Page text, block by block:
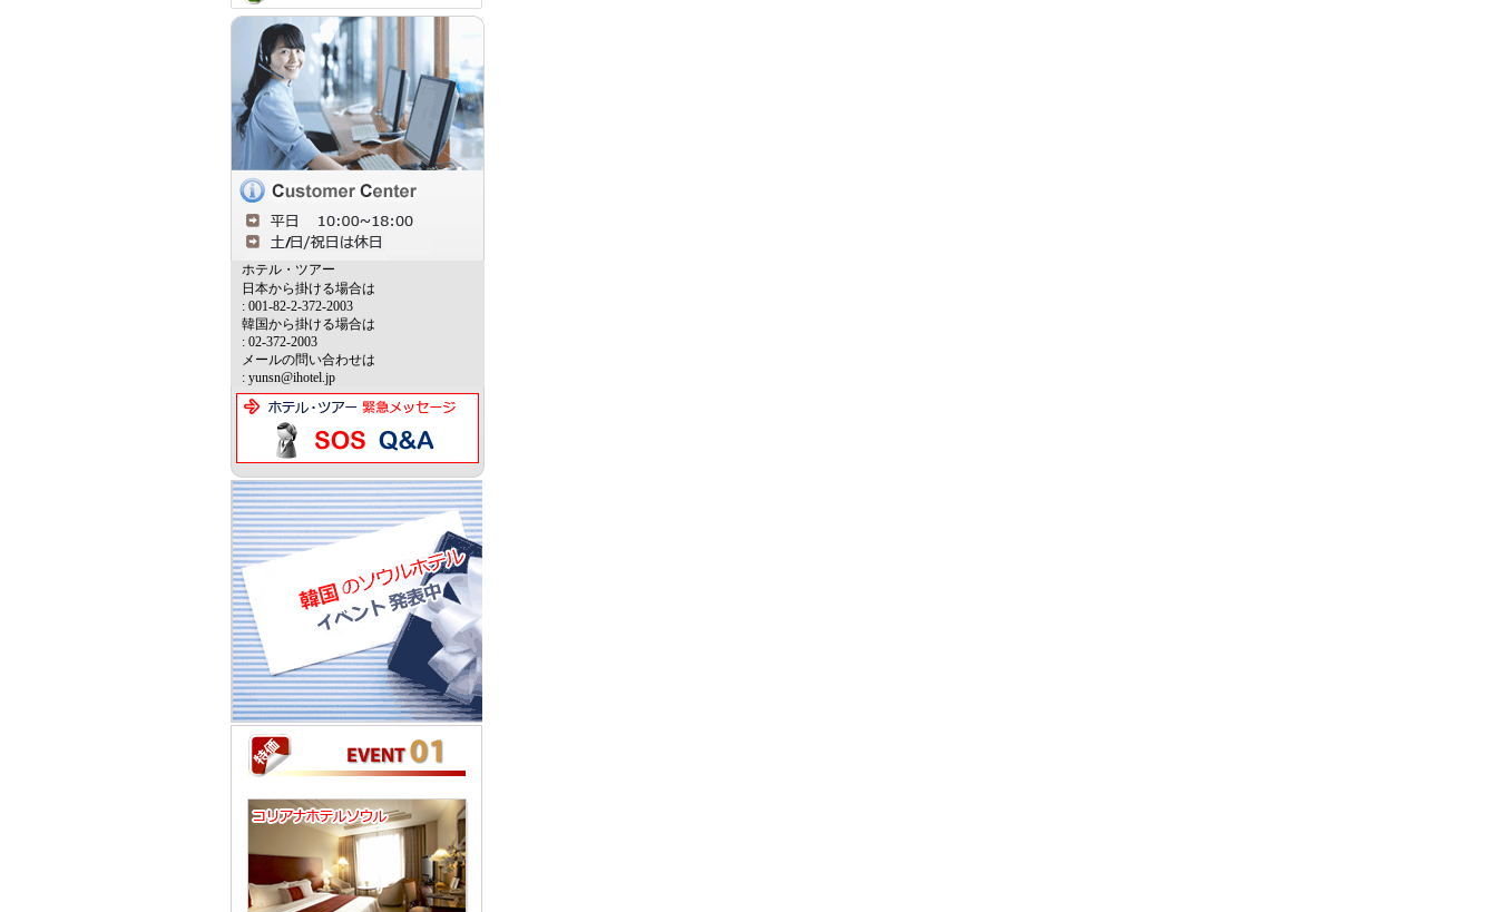
ホテル・ツアー
日本から掛ける場合は
: 001-82-2-372-2003
韓国から掛ける場合は
: 02-372-2003
メールの問い合わせは
: yunsn@ihotel.jp